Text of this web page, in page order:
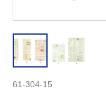
61-304-15